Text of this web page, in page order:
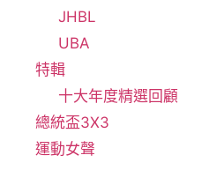
JHBL
UBA
特輯
十大年度精選回顧
總統盃3X3
運動女聲